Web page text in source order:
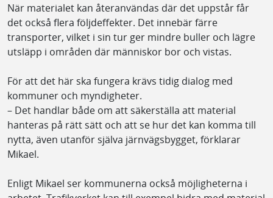
När materialet kan återanvändas där det uppstår får
det också flera följdeffekter. Det innebär färre
transporter, vilket i sin tur ger mindre buller och lägre
utsläpp i områden där människor bor och vistas.
För att det här ska fungera krävs tidig dialog med
kommuner och myndigheter.
– Det handlar både om att säkerställa att material
hanteras på rätt sätt och att se hur det kan komma till
nytta, även utanför själva järnvägsbygget, förklarar
Mikael.
Enligt Mikael ser kommunerna också möjligheterna i